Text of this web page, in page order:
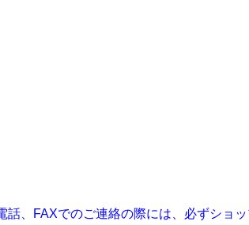
、FAXでのご連絡の際には、必ずショ